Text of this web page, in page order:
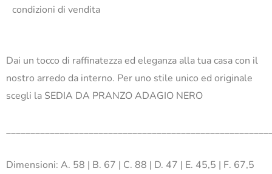
condizioni di vendita
Dai un tocco di raffinatezza ed eleganza alla tua casa con il
nostro arredo da interno. Per uno stile unico ed originale
scegli la SEDIA DA PRANZO ADAGIO NERO
Dimensioni: A. 58 | B. 67 | C. 88 | D. 47 | E. 45,5 | F. 67,5